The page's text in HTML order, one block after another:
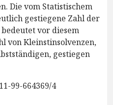
Die vom Statistischem
gestiegene Zahl der
vor diesem
von Kleinstinsolvenzen,
gestiegen
99-664369/4